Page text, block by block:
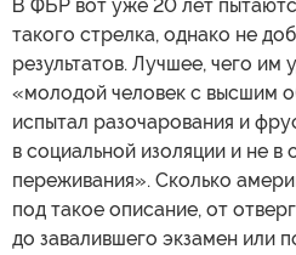
В ФБР вот уже 20 лет
такого стрелка, однако не
результатов. Лучшее, чего им
«молодой человек с высшим
испытал разочарования и
в социальной изоляции и не в
переживания». Сколько
под такое описание, от
до завалившего экзамен или